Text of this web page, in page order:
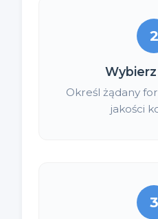
2
Określ żądany
jakości
3